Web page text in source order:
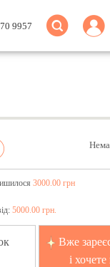
9957
3000.00 грн
5000.00 грн.
Вже
і хочете